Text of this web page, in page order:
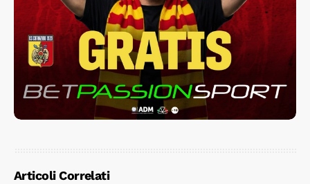
Articoli Correlati